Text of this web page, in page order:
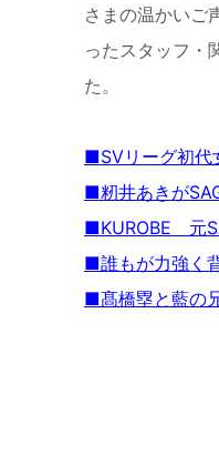
さまの温かいご
ったスタッフ・
た。
■SVリーグ初代
■籾井あきが
■KUROBE 元
■誰もが力強く
■髙橋塁と藍の